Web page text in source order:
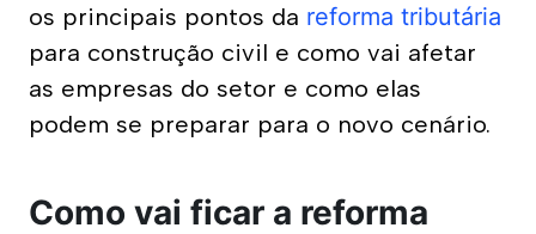
os principais pontos da reforma tributária
para construção civil e como vai afetar
as empresas do setor e como elas
podem se preparar para o novo cenário.
Como vai ficar a reforma